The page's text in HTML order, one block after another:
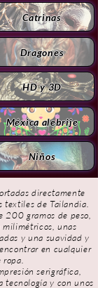
Catrinas
Dragones
HD y 3D
Méxica alebrije
Niños
directamente
textiles de Tailandia.
200 gramos de peso,
unas
y una suavidad y
en cualquier
ropa.
serigráfica,
tecnología y con unos